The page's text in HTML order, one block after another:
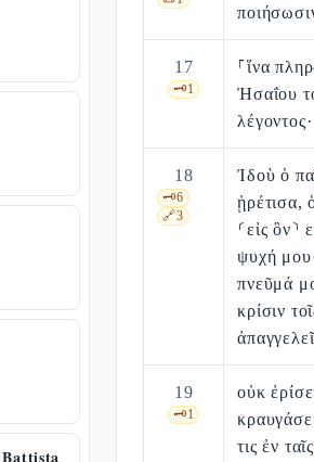
17
🗝️1
⸀ἵνα
Ἠσαΐου
λέγοντος·
18
🗝️6
🔗3
Ἰδοὺ ὁ
ᾑρέτισα,
⸂εἰς ὃν⸃
ψυχή
πνεῦμά
κρίσιν
19
🗝️1
οὐκ
τις ἐν